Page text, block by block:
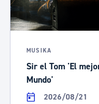
MUSIKA
Sir el Tom 'El
Mundo'
2026/08/21